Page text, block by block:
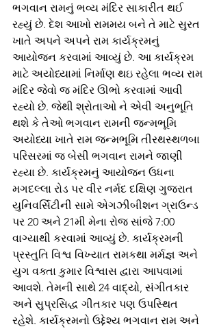
ભગવાન રામનું ભવ્ય મંદિર સાકારીત થઈ
રહ્યું છે. દેશ આખો રામમય બને તે માટે સુરત
ખાતે અપને અપને રામ કાર્યક્રમનું
આયોજન કરવામાં આવ્યું છે. આ કાર્યક્રમ
માટે અયોધ્યામાં નિર્માણ થઇ રહેલા ભવ્ય રામ
મંદિર જેવો જ મંદિર ઊભો કરવામાં આવી
રહ્યો છે. જેથી શ્રોતાઓ ને એવી અનુભૂતિ
થશે કે તેઓ ભગવાન રામની જન્મભૂમિ
અયોધ્યા ખાતે રામ જન્મભૂમિ તીરથસ્થળબા
પરિસરમાં જ બેસી ભગવાન રામને જાણી
રહ્યા છે. કાર્યક્રમનું આયોજન ઉધના
મગદલ્લા રોડ પર વીર નર્મદ દક્ષિણ ગુજરાત
યુનિવર્સિટીની સામે એગઝીબીશન ગ્રાઉન્ડ
પર 20 અને 21મી મેના રોજ સાંજે 7:00
વાગ્યાથી કરવામાં આવ્યું છે. કાર્યક્રમની
પ્રસ્તુતિ વિશ્વ વિખ્યાત રામકથા મર્મજ્ઞ અને
યુગ વક્તા કુમાર વિશ્વાસ દ્વારા આપવામાં
આવશે. તેમની સાથે 24 વાદ્યો, સંગીતકાર
અને સુપ્રસિદ્ધ ગીતકાર પણ ઉપસ્થિત
રહેશે. કાર્યક્રમનો ઉદ્દેશ્ય ભગવાન રામ અને